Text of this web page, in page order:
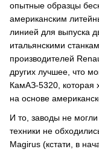
опытные образцы
американским
линией для выпуска
итальянскими
производителей
других лучшее, что
КамАЗ-5320, которая
на основе
И то, заводы не
техники не
Magirus (кстати, в